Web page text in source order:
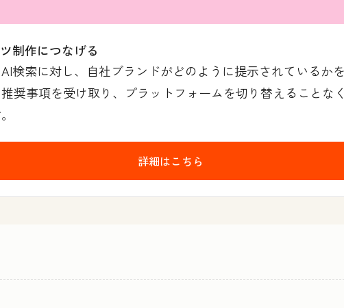
制作につなげる
検索に対し、自社ブランドがどのように提示されているか
奨事項を受け取り、プラットフォームを切り替えることな
詳細はこちら